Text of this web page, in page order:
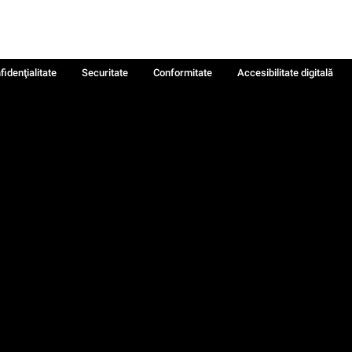
Securitate Conformitate
Accesibilitate digitală